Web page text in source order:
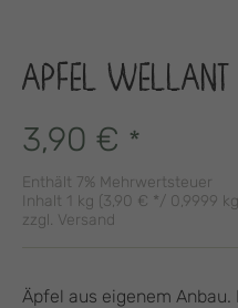
APFEL WELLANT
3,90 € *
Enthält 7% Mehrwertsteuer
Inhalt 1 kg (3,90 € */ 0,9999
zzgl. Versand
Äpfel aus eigenem